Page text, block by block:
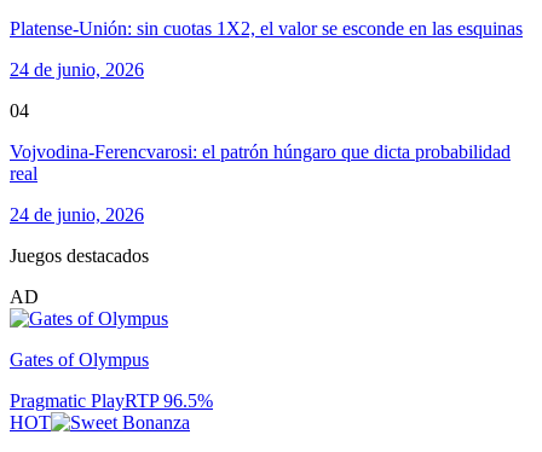
Platense-Unión: sin cuotas 1X2, el valor se esconde en las esquinas
24 de junio, 2026
04
Vojvodina-Ferencvarosi: el patrón húngaro que dicta probabilidad
real
24 de junio, 2026
Juegos destacados
AD
Gates of Olympus
Pragmatic PlayRTP96.5%
HOT